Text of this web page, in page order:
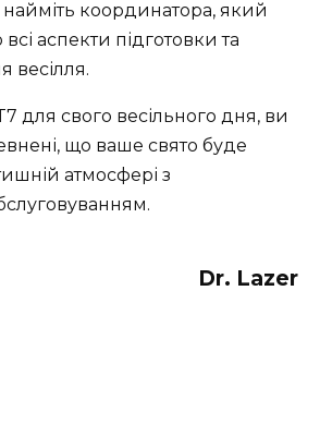
найміть координатора, який
аспекти підготовки та
весілля.
для свого весільного дня, ви
що ваше свято буде
атмосфері з
Dr. Lazer